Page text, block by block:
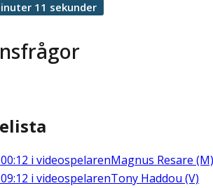
11 sekunder
00:12 i videospelarenMagnus Resare (M)
09:12 i videospelarenTony Haddou (V)